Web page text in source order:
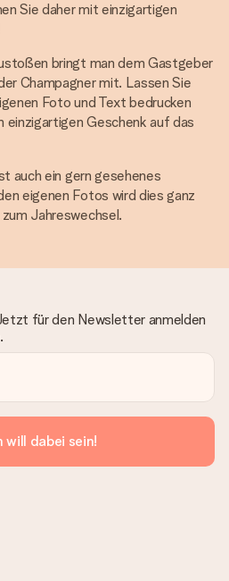
Sie daher mit einzigartigen
bringt man dem Gastgeber
Champagner mit. Lassen Sie
Foto und Text bedrucken
Geschenk auf das
auch ein gern gesehenes
eigenen Fotos wird dies ganz
Jahreswechsel.
für den Newsletter anmelden
will dabei sein!